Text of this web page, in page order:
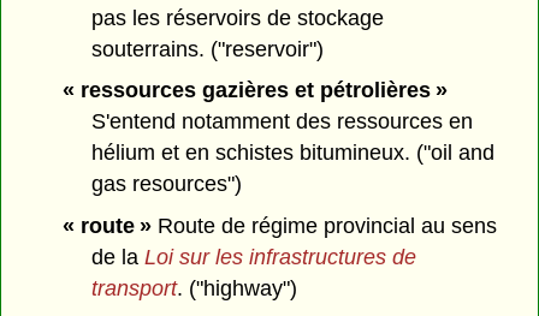
pas les réservoirs de stockage
souterrains. ("reservoir")
« ressources gazières et pétrolières »
S'entend notamment des ressources en
hélium et en schistes bitumineux. ("oil and
gas resources")
« route »Route de régime provincial au sens
de laLoi sur les infrastructures de
transport. ("highway")